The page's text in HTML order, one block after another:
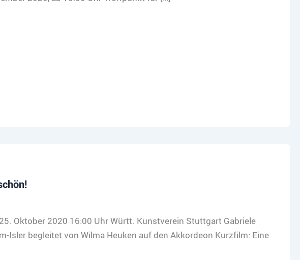
Oktober 2020 16:00 Uhr Württ. Kunstverein Stuttgart Gabriele
Isler begleitet von Wilma Heuken auf den Akkordeon Kurzfilm: Eine